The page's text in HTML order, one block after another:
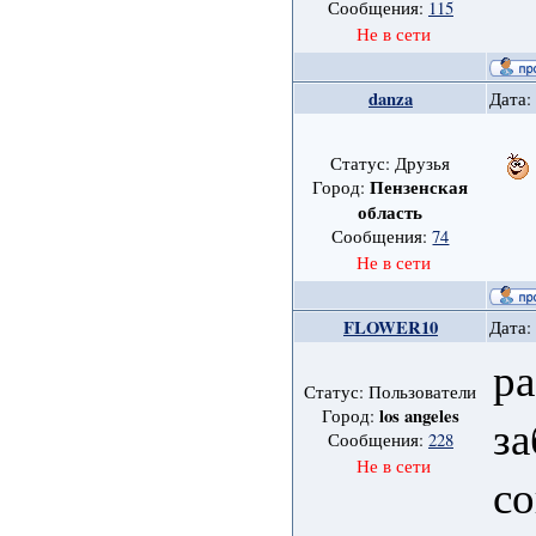
Сообщения: 115
Не в сети
danza
Статус: Друзья
Город:Пензенская
область
Сообщения:74
Не в сети
FLOWER10 Дата:
Статус: Пользователи
Город: los angeles
Сообщения: 228
Не в сети